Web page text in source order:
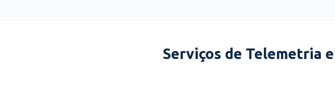
Serviços de Telemetria